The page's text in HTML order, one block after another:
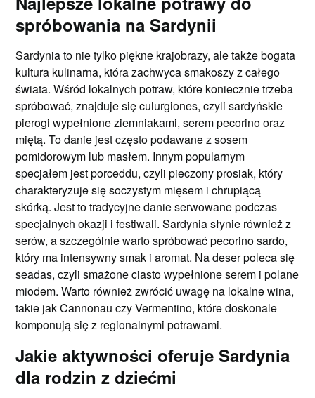
spróbowania na Sardynii
Sardynia to nie tylko piękne krajobrazy, ale także bogata
kultura kulinarna, która zachwyca smakoszy z całego
świata. Wśród lokalnych potraw, które koniecznie trzeba
spróbować, znajduje się culurgiones, czyli sardyńskie
pierogi wypełnione ziemniakami, serem pecorino oraz
miętą. To danie jest często podawane z sosem
pomidorowym lub masłem. Innym popularnym
specjałem jest porceddu, czyli pieczony prosiak, który
charakteryzuje się soczystym mięsem i chrupiącą
skórką. Jest to tradycyjne danie serwowane podczas
specjalnych okazji i festiwali. Sardynia słynie również z
serów, a szczególnie warto spróbować pecorino sardo,
który ma intensywny smak i aromat. Na deser poleca się
seadas, czyli smażone ciasto wypełnione serem i polane
miodem. Warto również zwrócić uwagę na lokalne wina,
takie jak Cannonau czy Vermentino, które doskonale
komponują się z regionalnymi potrawami.
Jakie aktywności oferuje Sardynia
dla rodzin z dziećmi